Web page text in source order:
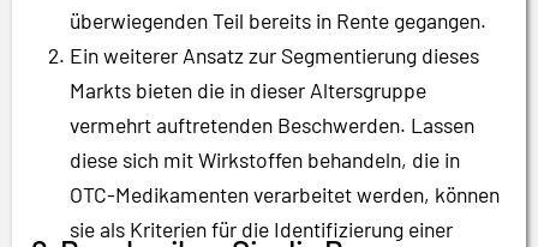
überwiegenden Teil bereits in Rente gegangen.
Ein weiterer Ansatz zur Segmentierung dieses
Markts bieten die in dieser Altersgruppe
vermehrt auftretenden Beschwerden. Lassen
diese sich mit Wirkstoffen behandeln, die in
OTC-Medikamenten verarbeitet werden, können
sie als Kriterien für die Identifizierung einer